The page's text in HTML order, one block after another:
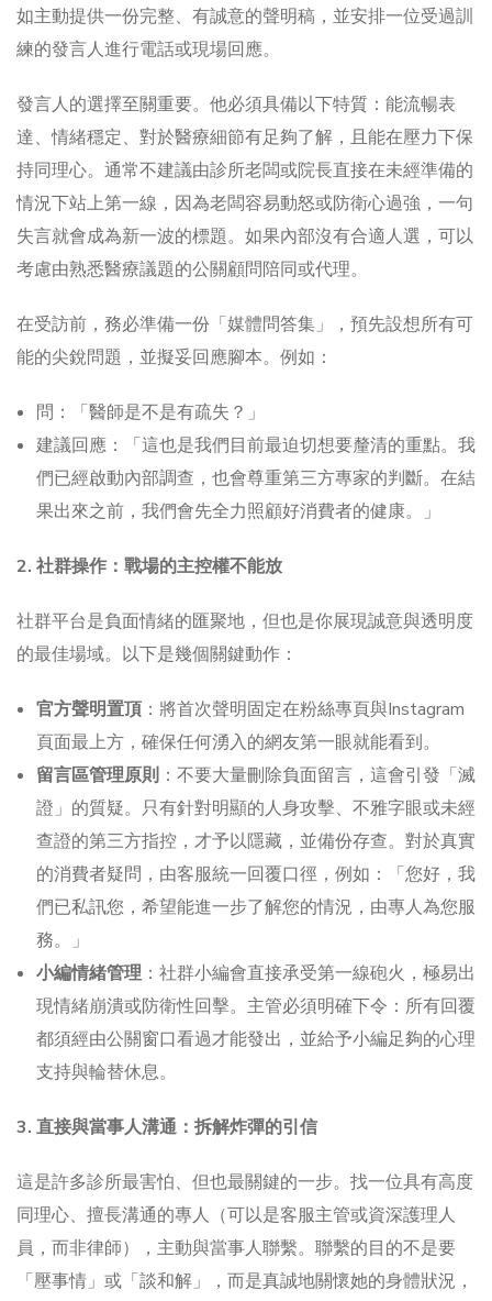
如主動提供一份完整、有誠意的聲明稿，並安排一位受過訓
練的發言人進行電話或現場回應。
發言人的選擇至關重要。他必須具備以下特質：能流暢表
達、情緒穩定、對於醫療細節有足夠了解，且能在壓力下保
持同理心。通常不建議由診所老闆或院長直接在未經準備的
情況下站上第一線，因為老闆容易動怒或防衛心過強，一句
失言就會成為新一波的標題。如果內部沒有合適人選，可以
考慮由熟悉醫療議題的公關顧問陪同或代理。
在受訪前，務必準備一份「媒體問答集」，預先設想所有可
能的尖銳問題，並擬妥回應腳本。例如：
問：「醫師是不是有疏失？」
建議回應：「這也是我們目前最迫切想要釐清的重點。我
們已經啟動內部調查，也會尊重第三方專家的判斷。在結
果出來之前，我們會先全力照顧好消費者的健康。」
2. 社群操作：戰場的主控權不能放
社群平台是負面情緒的匯聚地，但也是你展現誠意與透明度
的最佳場域。以下是幾個關鍵動作：
官方聲明置頂 ：將首次聲明固定在粉絲專頁與Instagram
頁面最上方，確保任何湧入的網友第一眼就能看到。
留言區管理原則 ：不要大量刪除負面留言，這會引發「滅
證」的質疑。只有針對明顯的人身攻擊、不雅字眼或未經
查證的第三方指控，才予以隱藏，並備份存查。對於真實
的消費者疑問，由客服統一回覆口徑，例如：「您好，我
們已私訊您，希望能進一步了解您的情況，由專人為您服
務。」
小編情緒管理 ：社群小編會直接承受第一線砲火，極易出
現情緒崩潰或防衛性回擊。主管必須明確下令：所有回覆
都須經由公關窗口看過才能發出，並給予小編足夠的心理
支持與輪替休息。
3. 直接與當事人溝通：拆解炸彈的引信
這是許多診所最害怕、但也最關鍵的一步。找一位具有高度
同理心、擅長溝通的專人（可以是客服主管或資深護理人
員，而非律師），主動與當事人聯繫。聯繫的目的不是要
「壓事情」或「談和解」，而是真誠地關懷她的身體狀況，